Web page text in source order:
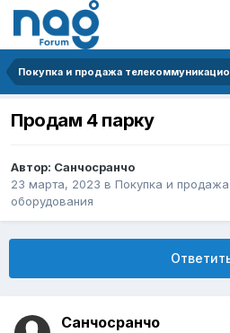
Продам 4 парку
Автор: Санчосранчо
23 марта, 2023 в Покупка и
оборудования
Санчосранчо